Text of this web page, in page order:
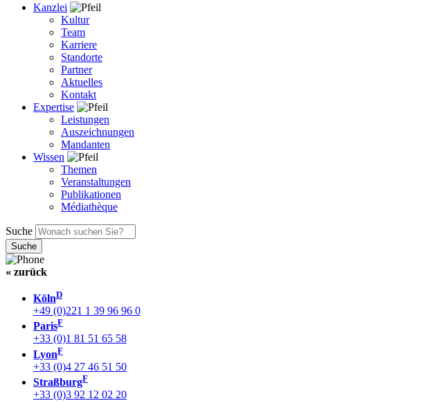
Kanzlei
Kultur
Team
Karriere
Standorte
Partner
Aktuelles
Kontakt
Expertise
Leistungen
Auszeichnungen
Mandanten
Wissen
Themen
Veranstaltungen
Publikationen
Médiathèque
Suche
« zurück
KölnD
+49 (0)221 1 39 96 96 0
ParisF
+33 (0)1 81 51 65 58
LyonF
+33 (0)4 27 46 51 50
StraßburgF
+33 (0)3 92 12 02 20